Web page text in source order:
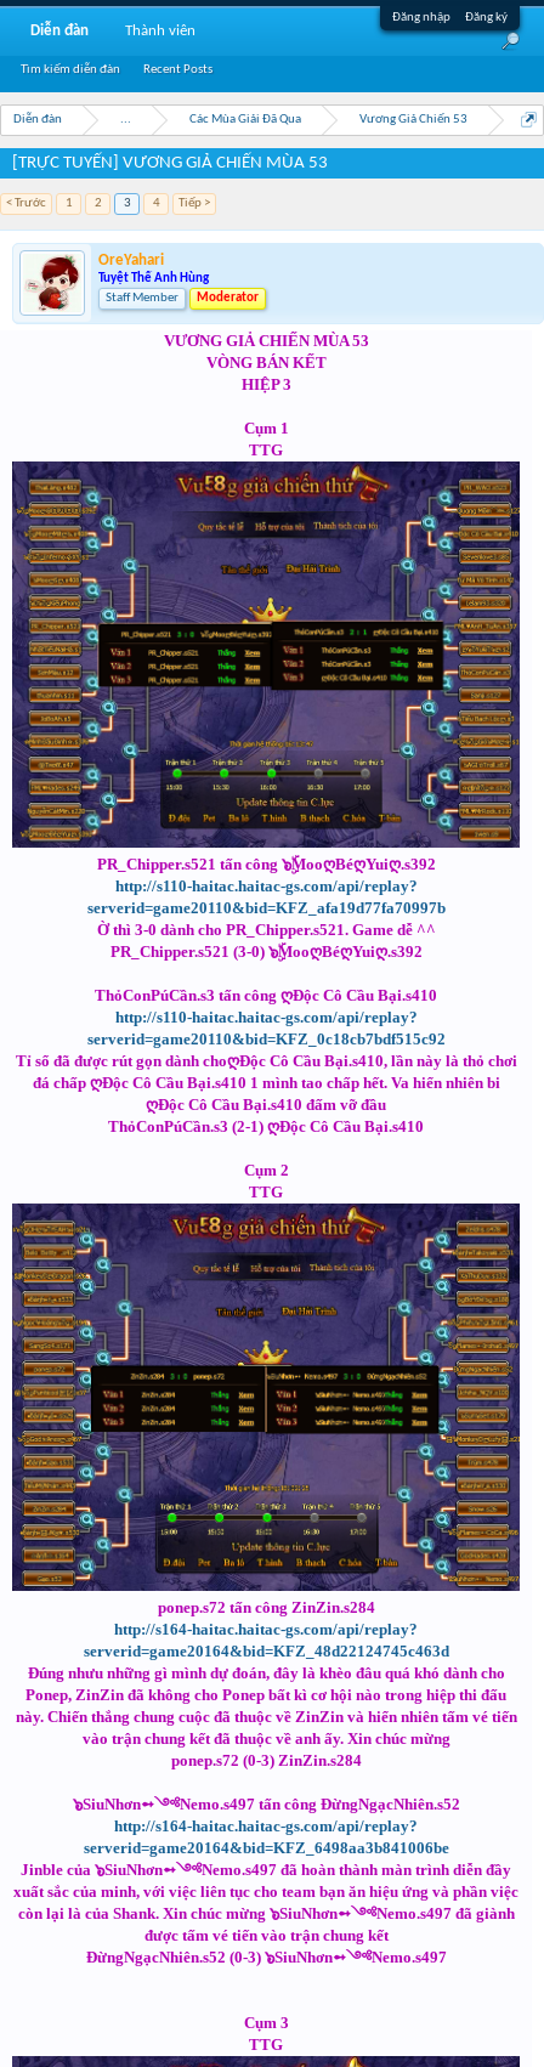
Đăng nhập Đăng ký
Diễn đàn ... Các Mùa Giải Đã Qua Vương Giả Chiến 53
[TRỰC TUYẾN] VƯƠNG GIẢ CHIẾN MÙA 53
< Trước 1 2 3 4 Tiếp >
OreYahari
Tuyệt Thế Anh Hùng
Staff Member
Moderator
VƯƠNG GIẢ CHIẾN MÙA 53
VÒNG BÁN KẾT
HIỆP 3
Cụm 1
TTG
PR_Chipper.s521 tấn công ๖ۣۜMooღBéღYuiღ.s392
http://s110-haitac.haitac-gs.com/api/replay?
serverid=game20110&bid=KFZ_afa19d77fa70997b
Ờ thì 3-0 dành cho PR_Chipper.s521. Game dễ ^^
PR_Chipper.s521 (3-0) ๖ۣۜMooღBéღYuiღ.s392
ThỏConPúCần.s3 tấn công ღĐộc Cô Cầu Bại.s410
http://s110-haitac.haitac-gs.com/api/replay?
serverid=game20110&bid=KFZ_0c18cb7bdf515c92
Tỉ sổ đã được rút gọn dành choღĐộc Cô Cầu Bại.s410, lần này là thỏ chơi
đá chấp ღĐộc Cô Cầu Bại.s410 1 mình tao chấp hết. Va hiển nhiên bi
ღĐộc Cô Cầu Bại.s410 đấm vỡ đầu
ThỏConPúCần.s3 (2-1) ღĐộc Cô Cầu Bại.s410
Cụm 2
TTG
ponep.s72 tấn công ZinZin.s284
http://s164-haitac.haitac-gs.com/api/replay?
serverid=game20164&bid=KFZ_48d22124745c463d
Đúng nhưu những gì mình dự đoán, đây là khèo đâu quá khó dành cho
Ponep, ZinZin đã không cho Ponep bất kì cơ hội nào trong hiệp thi đấu
này. Chiến thắng chung cuộc đã thuộc về ZinZin và hiển nhiên tấm vé tiến
vào trận chung kết đã thuộc về anh ấy. Xin chúc mừng
ponep.s72 (0-3) ZinZin.s284
๖SiuNhơn➻༺Nemo.s497 tấn công ĐừngNgạcNhiên.s52
http://s164-haitac.haitac-gs.com/api/replay?
serverid=game20164&bid=KFZ_6498aa3b841006be
Jinble của ๖SiuNhơn➻༺Nemo.s497 đã hoàn thành màn trình diễn đầy
xuất sắc của minh, với việc liên tục cho team bạn ăn hiệu ứng và phần việc
còn lại là của Shank. Xin chúc mừng ๖SiuNhơn➻༺Nemo.s497 đã giành
được tấm vé tiến vào trận chung kết
ĐừngNgạcNhiên.s52 (0-3) ๖SiuNhơn➻༺Nemo.s497
Cụm 3
TTG
Diễn đàn
Tìm kiếm diễn đàn Recent Posts
Thành viên